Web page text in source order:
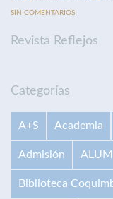
SIN COMENTARIOS
Revista Reflejos
Categorías
A+S Academia
Admisión
Biblioteca